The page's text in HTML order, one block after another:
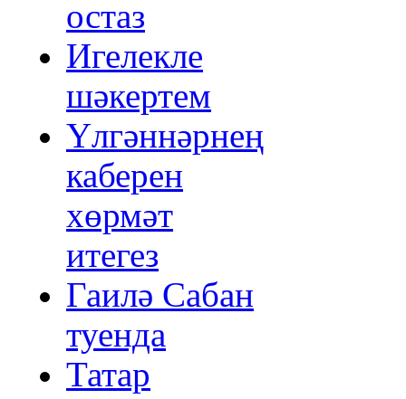
остаз
Игелекле
шәкертем
Үлгәннәрнең
каберен
хөрмәт
итегез
Гаилә Сабан
туенда
Татар